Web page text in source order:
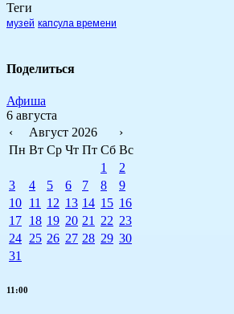
Теги
музей капсула времени
Поделиться
Афиша
6 августа
‹
Август 2026
›
Пн Вт Ср Чт Пт Сб Вс
1
2
3
4 5 6 7 8
9
10 11 12 13 14 15 16
17 18 19 20 21 22 23
24 25 26 27 28 29 30
31
11:00